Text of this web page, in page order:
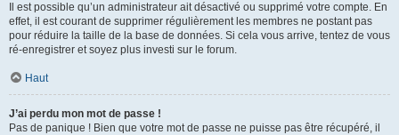
Il est possible qu’un administrateur ait désactivé ou supprimé votre compte. En
effet, il est courant de supprimer régulièrement les membres ne postant pas
pour réduire la taille de la base de données. Si cela vous arrive, tentez de vous
ré-enregistrer et soyez plus investi sur le forum.
Haut
J’ai perdu mon mot de passe !
Pas de panique ! Bien que votre mot de passe ne puisse pas être récupéré, il